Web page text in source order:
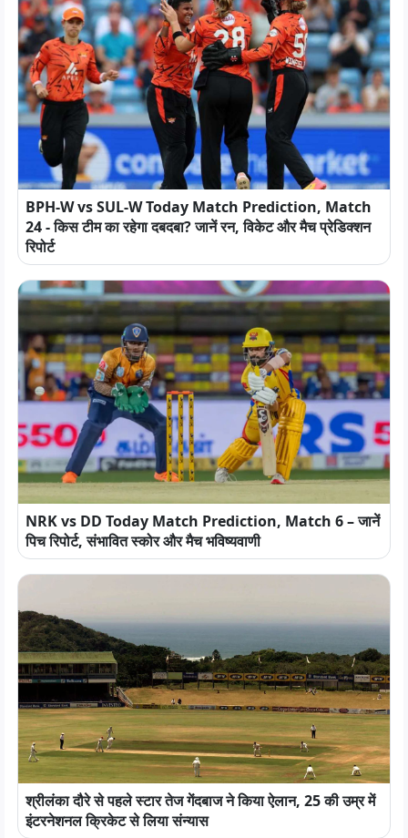
BPH-W vs SUL-W Today Match Prediction, Match
24 - किस टीम का रहेगा दबदबा? जानें रन, विकेट और मैच प्रेडिक्शन
रिपोर्ट
NRK vs DD Today Match Prediction, Match 6 – जानें
पिच रिपोर्ट, संभावित स्कोर और मैच भविष्यवाणी
श्रीलंका दौरे से पहले स्टार तेज गेंदबाज ने किया ऐलान, 25 की उम्र में
इंटरनेशनल क्रिकेट से लिया संन्यास